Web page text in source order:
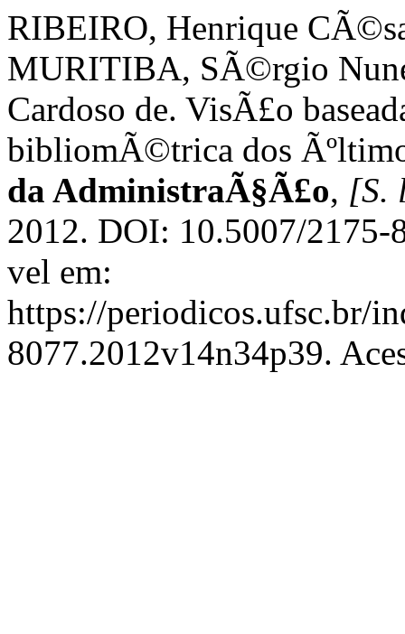
RIBEIRO, Henrique
MURITIBA, SÃ©rgio
Cardoso de. VisÃ£o
bibliomÃ©trica dos
da AdministraÃ§Ã£o, [S.
2012. DOI: 10.5007/
vel em:
https://periodicos.ufsc.br/
8077.2012v14n34p39.